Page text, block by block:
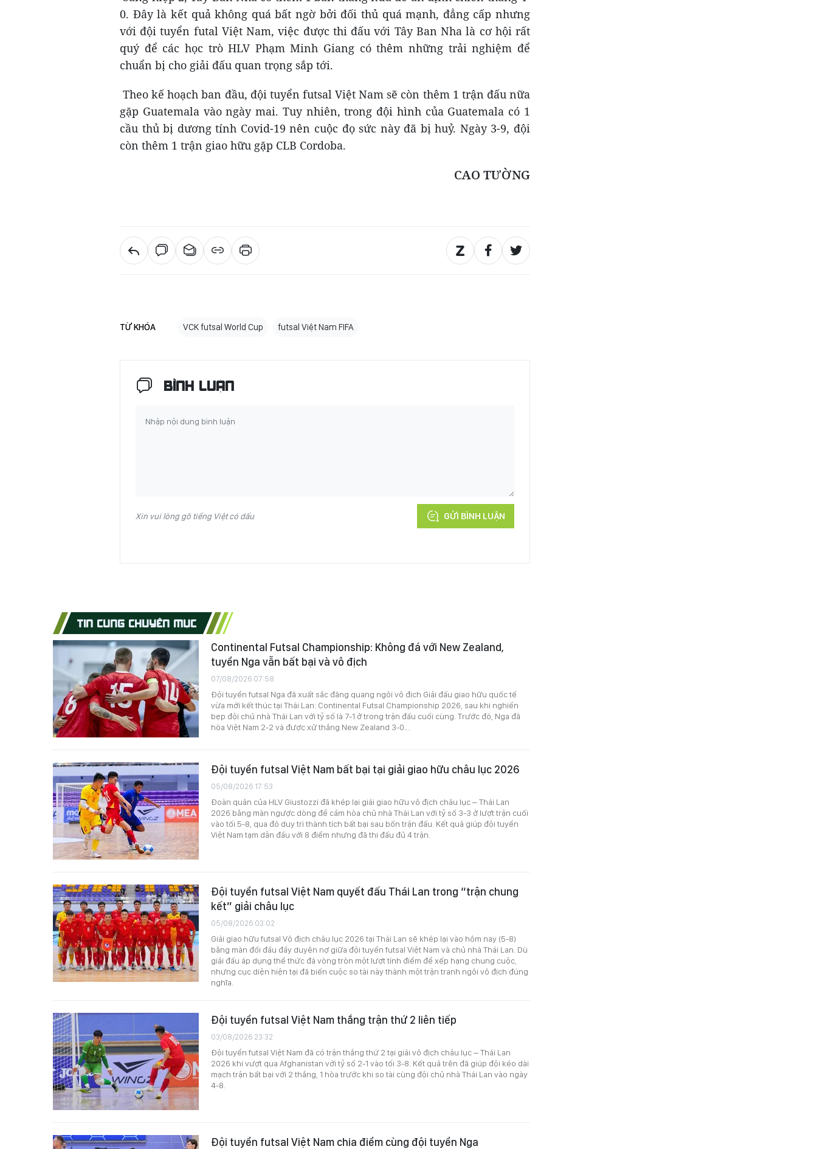
0. Đây là kết quả không quá bất ngờ bởi đối thủ quá mạnh, đẳng cấp nhưng
với đội tuyển futal Việt Nam, việc được thi đấu với Tây Ban Nha là cơ hội rất
quý để các học trò HLV Phạm Minh Giang có thêm những trải nghiệm để
chuẩn bị cho giải đấu quan trọng sắp tới.
Theo kế hoạch ban đầu, đội tuyển futsal Việt Nam sẽ còn thêm 1 trận đấu nữa
gặp Guatemala vào ngày mai. Tuy nhiên, trong đội hình của Guatemala có 1
cầu thủ bị dương tính Covid-19 nên cuộc đọ sức này đã bị huỷ. Ngày 3-9, đội
còn thêm 1 trận giao hữu gặp CLB Cordoba.
CAO TƯỜNG
TỪ KHÓA VCK futsal World Cup futsal Việt Nam FIFA
BÌNH LUẬN
Xin vui lòng gõ tiếng Việt có dấu GỬI BÌNH LUẬN
TIN CÙNG CHUYÊN MỤC
Continental Futsal Championship: Không đá với New Zealand,
tuyển Nga vẫn bất bại và vô địch
07/08/2026 07:58
Đội tuyển futsal Nga đã xuất sắc đăng quang ngôi vô địch Giải đấu giao hữu quốc tế
vừa mới kết thúc tại Thái Lan: Continental Futsal Championship 2026, sau khi nghiền
bẹp đội chủ nhà Thái Lan với tỷ số là 7-1 ở trong trận đấu cuối cùng. Trước đó, Nga đã
hòa Việt Nam 2-2 và được xử thắng New Zealand 3-0...
Đội tuyển futsal Việt Nam bất bại tại giải giao hữu châu lục 2026
05/08/2026 17:53
Đoàn quân của HLV Giustozzi đã khép lại giải giao hữu vô địch châu lục – Thái Lan
2026 bằng màn ngược dòng để cầm hòa chủ nhà Thái Lan với tỷ số 3-3 ở lượt trận cuối
vào tối 5-8, qua đó duy trì thành tích bất bại sau bốn trận đấu. Kết quả giúp đội tuyển
Việt Nam tạm dẫn đầu với 8 điểm nhưng đã thi đấu đủ 4 trận.
Đội tuyển futsal Việt Nam quyết đấu Thái Lan trong “trận chung
kết” giải châu lục
05/08/2026 03:02
Giải giao hữu futsal Vô địch châu lục 2026 tại Thái Lan sẽ khép lại vào hôm nay (5-8)
bằng màn đối đầu đầy duyên nợ giữa đội tuyển futsal Việt Nam và chủ nhà Thái Lan. Dù
giải đấu áp dụng thể thức đá vòng tròn một lượt tính điểm để xếp hạng chung cuộc,
nhưng cục diện hiện tại đã biến cuộc so tài này thành một trận tranh ngôi vô địch đúng
nghĩa.
Đội tuyển futsal Việt Nam thắng trận thứ 2 liên tiếp
03/08/2026 23:32
Đội tuyển futsal Việt Nam đã có trận thắng thứ 2 tại giải vô địch châu lục – Thái Lan
2026 khi vượt qua Afghanistan với tỷ số 2-1 vào tối 3-8. Kết quả trên đã giúp đội kéo dài
mạch trận bất bại với 2 thắng, 1 hòa trước khi so tài cùng đội chủ nhà Thái Lan vào ngày
4-8.
Đội tuyển futsal Việt Nam chia điểm cùng đội tuyển Nga